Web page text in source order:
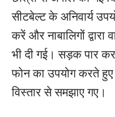
सीटबेल्ट के अनिवार्य
करें और नाबालिगों
भी दी गई। सड़क पार
फोन का उपयोग करते
विस्तार से समझाए गए।